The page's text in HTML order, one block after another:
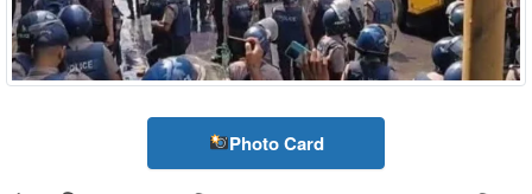
Photo Card